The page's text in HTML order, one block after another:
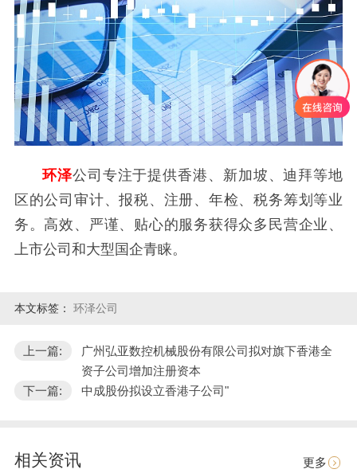
环泽公司专注于提供香港、新加坡、迪拜等地
区的公司审计、报税、注册、年检、税务筹划等业
务。高效、严谨、贴心的服务获得众多民营企业、
上市公司和大型国企青睐。
本文标签： 环泽公司
上一篇:
广州弘亚数控机械股份有限公司拟对旗下香港全
资子公司增加注册资本
下一篇:
中成股份拟设立香港子公司"
相关资讯 更多